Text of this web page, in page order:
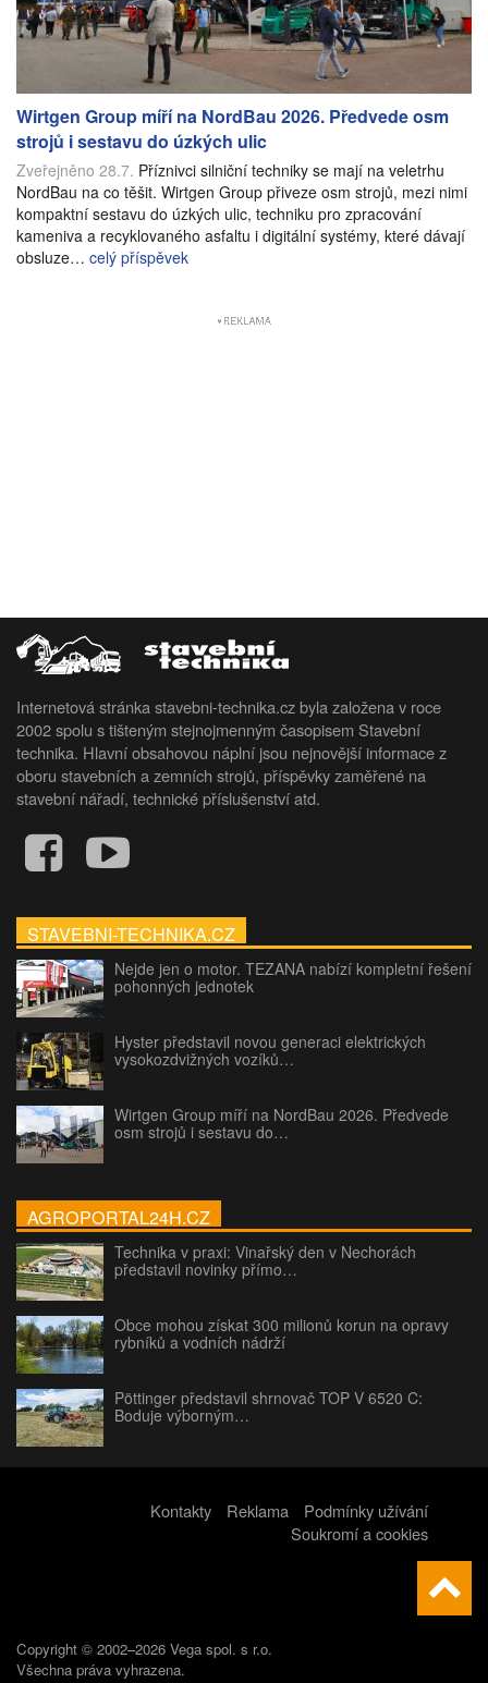
Wirtgen Group míří na NordBau 2026. Předvede osm
strojů i sestavu do úzkých ulic
Zveřejněno 28.7. Příznivci silniční techniky se mají na veletrhu
NordBau na co těšit. Wirtgen Group přiveze osm strojů, mezi nimi
kompaktní sestavu do úzkých ulic, techniku pro zpracování
kameniva a recyklovaného asfaltu i digitální systémy, které dávají
obsluze… celý příspěvek
Internetová stránka stavebni-technika.cz byla založena v roce
2002 spolu s tišteným stejnojmenným časopisem Stavební
technika. Hlavní obsahovou náplní jsou nejnovější informace z
oboru stavebních a zemních strojů, příspěvky zaměřené na
stavební nářadí, technické příslušenství atd.
STAVEBNI-TECHNIKA.CZ
Nejde jen o motor. TEZANA nabízí kompletní řešení
pohonných jednotek
Hyster představil novou generaci elektrických
vysokozdvižných vozíků…
Wirtgen Group míří na NordBau 2026. Předvede
osm strojů i sestavu do…
AGROPORTAL24H.CZ
Technika v praxi: Vinařský den v Nechorách
představil novinky přímo…
Obce mohou získat 300 milionů korun na opravy
rybníků a vodních nádrží
Pöttinger představil shrnovač TOP V 6520 C:
Boduje výborným…
Kontakty Reklama
Podmínky užívání
Soukromí a cookies
Copyright © 2002–2026 Vega spol. s r.o.
Všechna práva vyhrazena.